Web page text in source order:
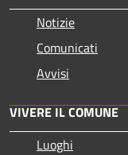
Notizie
Comunicati
Avvisi
VIVERE IL COMUNE
Luoghi